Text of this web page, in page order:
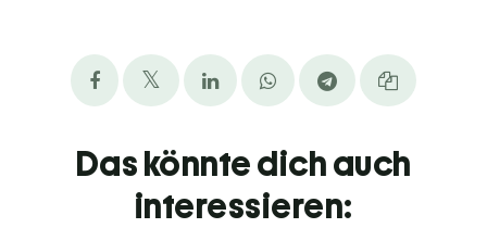
Das könnte dich auch
interessieren: